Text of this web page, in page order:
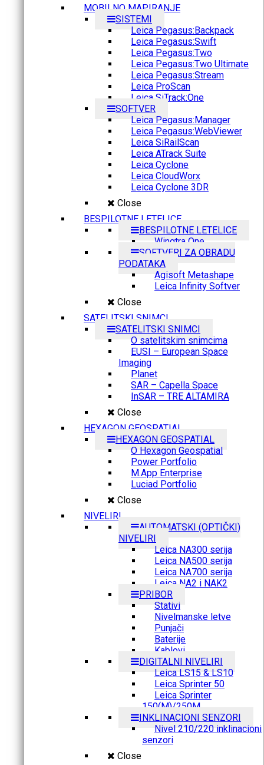
MOBILNO MAPIRANJE
SISTEMI
Leica Pegasus:Backpack
Leica Pegasus:Swift
Leica Pegasus:Two
Leica Pegasus:Two Ultimate
Leica Pegasus:Stream
Leica ProScan
Leica SiTrack:One
SOFTVER
Leica Pegasus:Manager
Leica Pegasus:WebViewer
Leica SiRailScan
Leica ATrack Suite
Leica Cyclone
Leica CloudWorx
Leica Cyclone 3DR
Close
BESPILOTNE LETELICE
BESPILOTNE LETELICE
Wingtra One
SOFTVERI ZA OBRADU
PODATAKA
Agisoft Metashape
Leica Infinity Softver
Close
SATELITSKI SNIMCI
SATELITSKI SNIMCI
O satelitskim snimcima
EUSI – European Space
Imaging
Planet
SAR – Capella Space
InSAR – TRE ALTAMIRA
Close
HEXAGON GEOSPATIAL
HEXAGON GEOSPATIAL
O Hexagon Geospatial
Power Portfolio
M.App Enterprise
Luciad Portfolio
Close
NIVELIRI
AUTOMATSKI (OPTIČKI)
NIVELIRI
Leica NA300 serija
Leica NA500 serija
Leica NA700 serija
Leica NA2 i NAK2
PRIBOR
Stativi
Nivelmanske letve
Punjači
Baterije
Kablovi
DIGITALNI NIVELIRI
Leica LS15 & LS10
Leica Sprinter 50
Leica Sprinter
150(M)/250M
INKLINACIONI SENZORI
Nivel 210/220 inklinacioni
senzori
Close